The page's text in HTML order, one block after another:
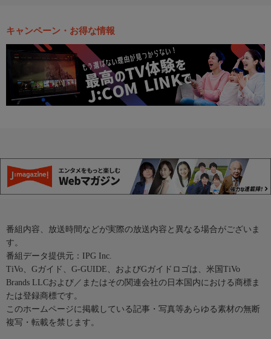
キャンペーン・お得な情報
番組内容、放送時間などが実際の放送内容と異なる場合がございま
す。
番組データ提供元：IPG Inc.
TiVo、Gガイド、G-GUIDE、およびGガイドロゴは、米国TiVo
Brands LLCおよび／またはその関連会社の日本国内における商標ま
たは登録商標です。
このホームページに掲載している記事・写真等あらゆる素材の無断
複写・転載を禁じます。